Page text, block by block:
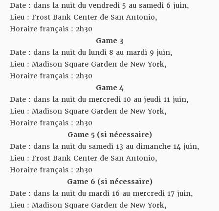
Date : dans la nuit du vendredi 5 au samedi 6 juin,
Lieu : Frost Bank Center de San Antonio,
Horaire français : 2h30
Game 3
Date : dans la nuit du lundi 8 au mardi 9 juin,
Lieu : Madison Square Garden de New York,
Horaire français : 2h30
Game 4
Date : dans la nuit du mercredi 10 au jeudi 11 juin,
Lieu : Madison Square Garden de New York,
Horaire français : 2h30
Game 5 (si nécessaire)
Date : dans la nuit du samedi 13 au dimanche 14 juin,
Lieu : Frost Bank Center de San Antonio,
Horaire français : 2h30
Game 6 (si nécessaire)
Date : dans la nuit du mardi 16 au mercredi 17 juin,
Lieu : Madison Square Garden de New York,